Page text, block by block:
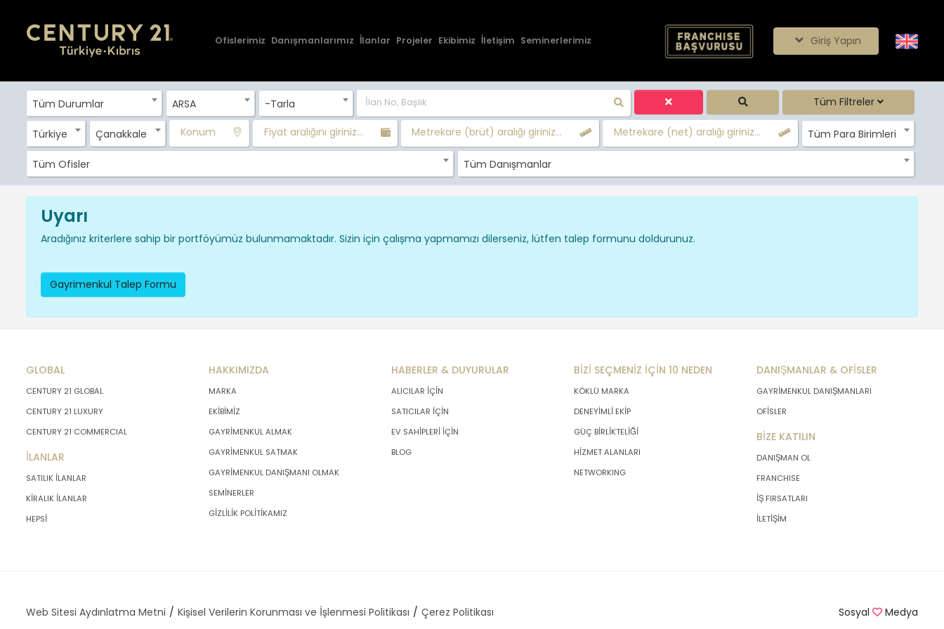
Ofislerimiz Danışmanlarımız İlanlar Projeler Ekibimiz İletişim Seminerlerimiz Giriş Yapın
Tüm Durumlar ARSA -Tarla Tüm Filtreler
Türkiye Çanakkale Konum Fiyat aralığını giriniz... Metrekare (brüt) aralığı giriniz... Metrekare (net) aralığı giriniz... Tüm Para Birimleri
Tüm Ofisler Tüm Danışmanlar
Uyarı
Aradığınız kriterlere sahip bir portföyümüz bulunmamaktadır. Sizin için çalışma yapmamızı dilerseniz, lütfen talep formunu doldurunuz.
Gayrimenkul Talep Formu
GLOBAL
CENTURY 21 GLOBAL
CENTURY 21 LUXURY
CENTURY 21 COMMERCIAL
İLANLAR
SATILIK İLANLAR
KİRALIK İLANLAR
HEPSİ
HAKKIMIZDA
MARKA
EKİBİMİZ
GAYRİMENKUL ALMAK
GAYRİMENKUL SATMAK
GAYRİMENKUL DANIŞMANI OLMAK
SEMİNERLER
GİZLİLİK POLİTİKAMIZ
HABERLER & DUYURULAR
ALICILAR İÇİN
SATICILAR İÇİN
EV SAHİPLERİ İÇİN
BLOG
BİZİ SEÇMENİZ İÇİN 10 NEDEN
KÖKLÜ MARKA
DENEYİMLİ EKİP
GÜÇ BİRLİKTELİĞİ
HİZMET ALANLARI
NETWORKING
DANIŞMANLAR & OFİSLER
GAYRİMENKUL DANIŞMANLARI
OFİSLER
BİZE KATILIN
DANIŞMAN OL
FRANCHISE
İŞ FIRSATLARI
İLETİŞİM
Web Sitesi Aydınlatma Metni Kişisel Verilerin Korunması ve İşlenmesi Politikası Çerez Politikası Sosyal Medya